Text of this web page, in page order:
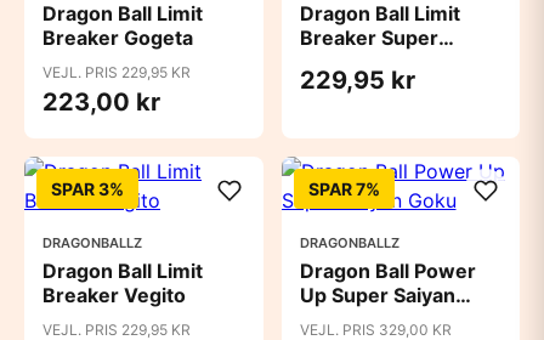
Dragon Ball Limit
Breaker Gogeta
VEJL. PRIS 229,95 KR
223,00 kr
Dragon Ball Limit
Breaker Super
229,95 kr
SPAR 3%
DRAGONBALLZ
Dragon Ball Limit
Breaker Vegito
VEJL. PRIS 229,95 KR
SPAR 7%
DRAGONBALLZ
Dragon Ball Power
Up Super Saiyan
Goku
VEJL. PRIS 329,00 KR